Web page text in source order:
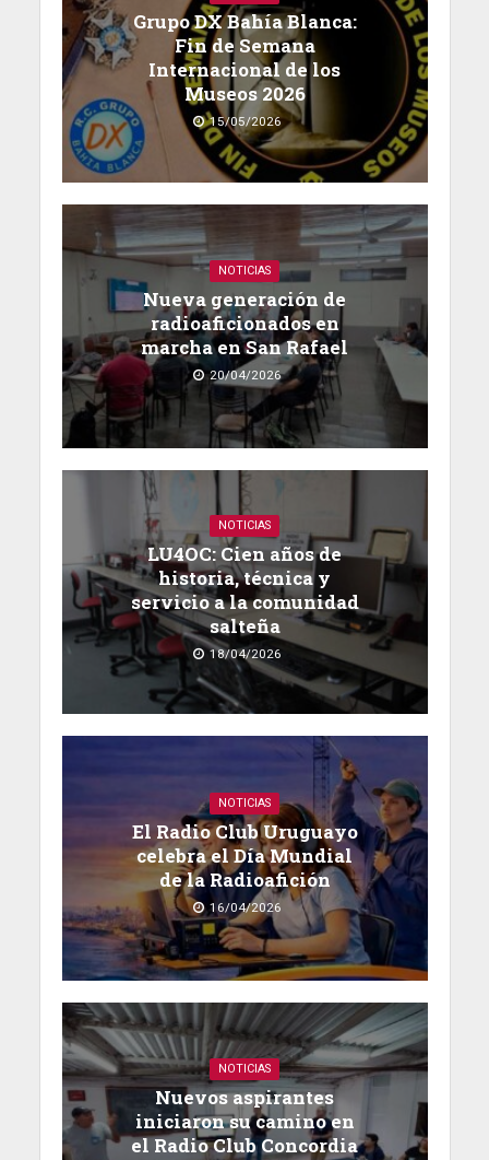
Grupo DX Bahía Blanca:
Fin de Semana
Internacional de los
Museos 2026
15/05/2026
NOTICIAS
Nueva generación de
radioaficionados en
marcha en San Rafael
20/04/2026
NOTICIAS
LU4OC: Cien años de
historia, técnica y
servicio a la comunidad
salteña
18/04/2026
NOTICIAS
El Radio Club Uruguayo
celebra el Día Mundial
de la Radioafición
16/04/2026
NOTICIAS
Nuevos aspirantes
iniciaron su camino en
el Radio Club Concordia